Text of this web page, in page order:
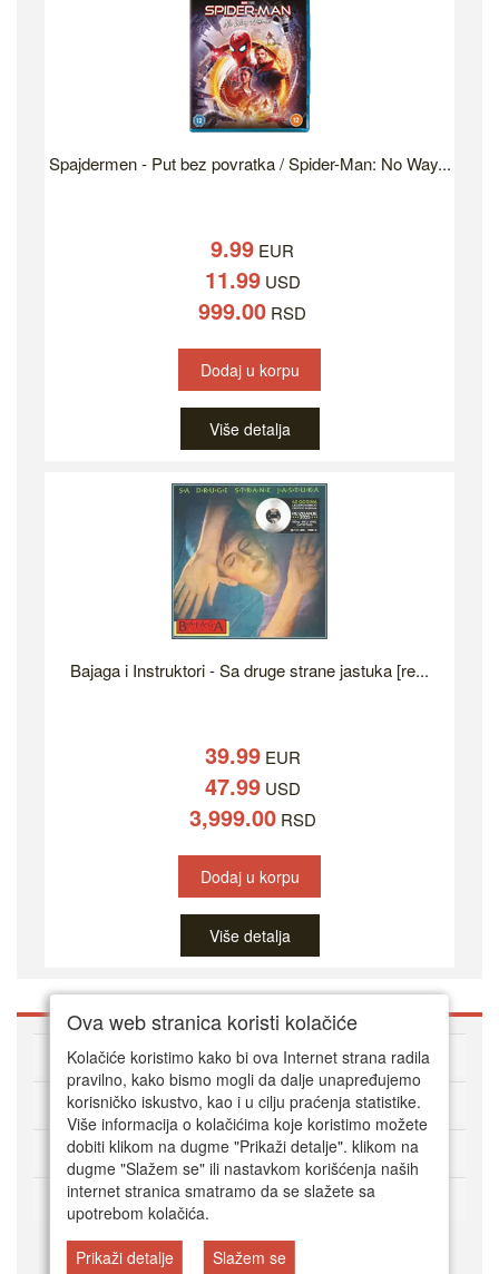
Spajdermen - Put bez povratka / Spider-Man: No Way...
9.99 EUR
11.99USD
999.00 RSD
Dodaj u korpu
Više detalja
Bajaga i Instruktori - Sa druge strane jastuka [re...
39.99EUR
47.99USD
3,999.00RSD
Dodaj u korpu
Više detalja
O DVD Zoni
Kako kupovati online
Korisnički servis
Način plaćanja
Ova web stranica koristi kolačiće
Kolačiće koristimo kako bi ova Internet strana radila
pravilno, kako bismo mogli da dalje unapređujemo
korisničko iskustvo, kao i u cilju praćenja statistike.
Više informacija o kolačićima koje koristimo možete
dobiti klikom na dugme "Prikaži detalje". klikom na
dugme "Slažem se" ili nastavkom korišćenja naših
internet stranica smatramo da se slažete sa
upotrebom kolačića.
Prikaži detalje
Slažem se